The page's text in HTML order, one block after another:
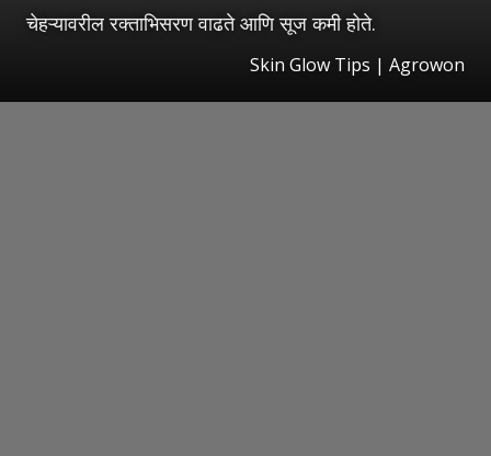
चेहऱ्यावरील रक्ताभिसरण वाढते आणि सूज कमी होते.
Skin Glow Tips | Agrowon